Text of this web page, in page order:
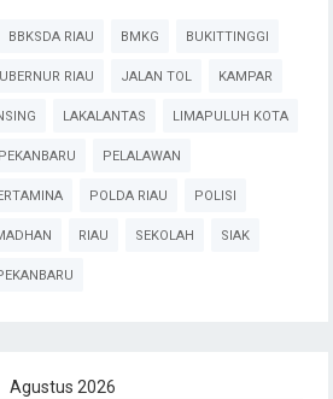
BBKSDA RIAU BMKG BUKITTINGGI
RIAU JALAN TOL KAMPAR
LAKALANTAS LIMAPULUH KOTA
PEKANBARU PELALAWAN
POLDA RIAU POLISI
RIAU SEKOLAH SIAK
Agustus 2026